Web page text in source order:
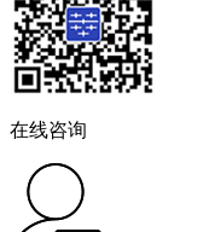
在线咨询